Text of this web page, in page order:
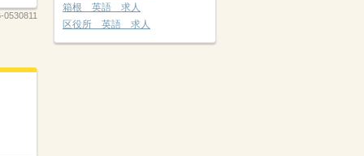
0530811
箱根 英語 求人
区役所 英語 求人